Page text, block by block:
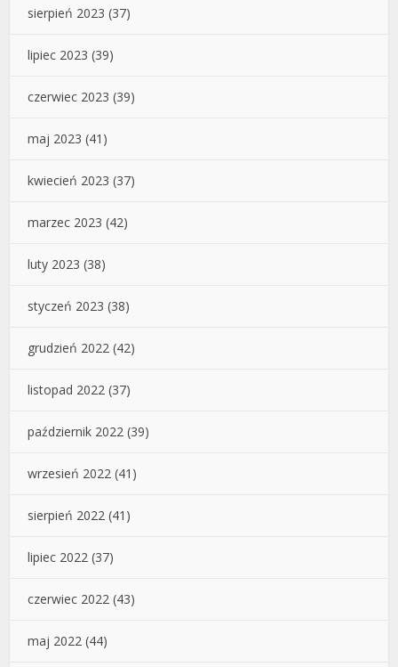
sierpień 2023 (37)
lipiec 2023 (39)
czerwiec 2023 (39)
maj 2023 (41)
kwiecień 2023 (37)
marzec 2023 (42)
luty 2023 (38)
styczeń 2023 (38)
grudzień 2022 (42)
listopad 2022 (37)
październik 2022 (39)
wrzesień 2022 (41)
sierpień 2022 (41)
lipiec 2022 (37)
czerwiec 2022 (43)
maj 2022 (44)